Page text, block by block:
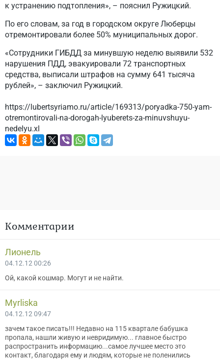
к устранению подтопления», – пояснил Ружицкий.
По его словам, за год в городском округе Люберцы
отремонтировали более 50% муниципальных дорог.
«Сотрудники ГИБДД за минувшую неделю выявили 532
нарушения ПДД, эвакуировали 72 транспортных
средства, выписали штрафов на сумму 641 тысяча
рублей», – заключил Ружицкий.
https://lubertsyriamo.ru/article/169313/poryadka-750-yam-
otremontirovali-na-dorogah-lyuberets-za-minuvshuyu-
nedelyu.xl
Комментарии
Лионель
04.12.12 00:26
Ой, какой кошмар. Могут и не найти.
Myrliska
04.12.12 09:47
зачем такое писать!!! Недавно на 115 квартале бабушка
пропала, нашли живую и невридимую... главное быстро
распространить информацию...самое лучшее место это
контакт, благодаря ему и людям, которые не поленились